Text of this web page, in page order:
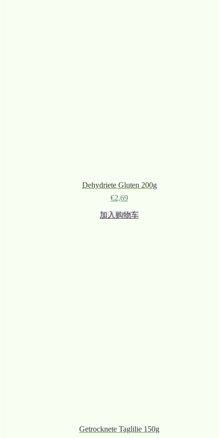
Dehydriete Gluten 200g
€2,69
加入购物车
Getrocknete Taglilie 150g